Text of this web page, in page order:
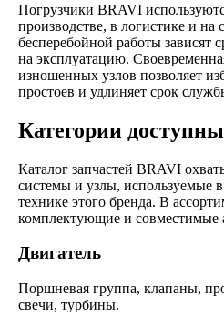
Погрузчики BRAVI
производстве, в логистике и
бесперебойной работы зависят
на эксплуатацию.
изношенных узлов позволяет
простоев и удлиняет срок
Категории
Каталог запчастей BRAVI
системы и узлы, используемые
технике этого бренда. В
комплектующие и совместимые
Двигатель
Поршневая группа, клапаны,
свечи, турбины.